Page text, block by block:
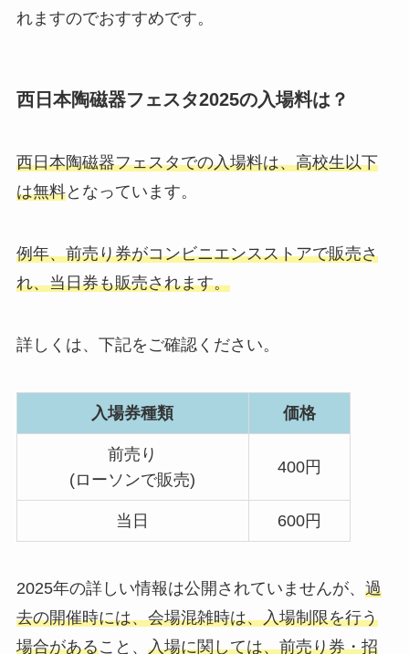
れますのでおすすめです。
西日本陶磁器フェスタ2025の入場料は？
西日本陶磁器フェスタでの入場料は、高校生以下
は無料となっています。
例年、前売り券がコンビニエンスストアで販売さ
れ、当日券も販売されます。
詳しくは、下記をご確認ください。
入場券種類 価格
前売り
(ローソンで販売)
400円
当日 600円
2025年の詳しい情報は公開されていませんが、 過
去の開催時には、会場混雑時は、入場制限を行う
場合があること、 入場に関しては、前売り券・招